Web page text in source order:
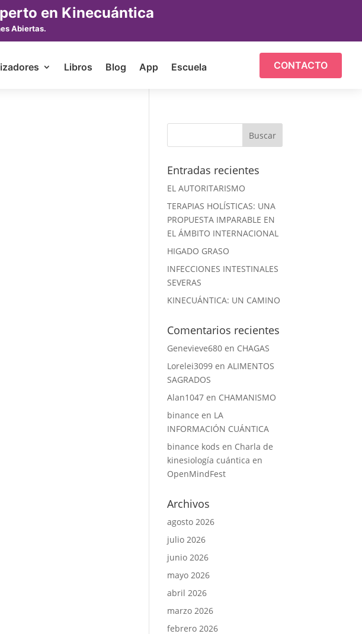
en Kinecuántica
Abiertas.
Libros Blog App Escuela CONTACTO
Entradas recientes
EL AUTORITARISMO
TERAPIAS HOLÍSTICAS: UNA
PROPUESTA IMPARABLE EN
EL ÁMBITO INTERNACIONAL
HIGADO GRASO
INFECCIONES INTESTINALES
SEVERAS
KINECUÁNTICA: UN CAMINO
Comentarios recientes
Genevieve680 en CHAGAS
Lorelei3099 enALIMENTOS
SAGRADOS
Alan1047 en CHAMANISMO
binance en LA
INFORMACIÓN CUÁNTICA
binance kods en Charla de
kinesiología cuántica en
OpenMindFest
Archivos
agosto 2026
julio 2026
junio 2026
mayo 2026
abril 2026
marzo 2026
febrero 2026